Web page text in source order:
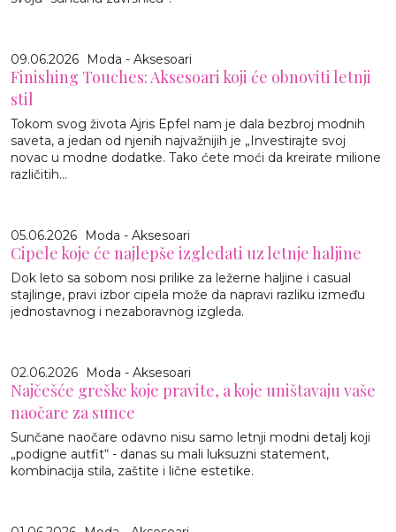
09.06.2026 Moda - Aksesoari
Finishing Touches: Aksesoari koji će obnoviti letnji
stil
Tokom svog života Ajris Epfel nam je dala bezbroj modnih
saveta, a jedan od njenih najvažnijih je „Investirajte svoj
novac u modne dodatke. Tako ćete moći da kreirate milione
različitih...
05.06.2026 Moda - Aksesoari
Cipele koje će najlepše izgledati uz letnje haljine
Dok leto sa sobom nosi prilike za ležerne haljine i casual
stajlinge, pravi izbor cipela može da napravi razliku između
jednostavnog i nezaboravnog izgleda.
02.06.2026 Moda - Aksesoari
Najčešće greške koje pravite, a koje uništavaju vaše
naočare za sunce
Sunčane naočare odavno nisu samo letnji modni detalj koji
„podigne autfit“ - danas su mali luksuzni statement,
kombinacija stila, zaštite i lične estetike.